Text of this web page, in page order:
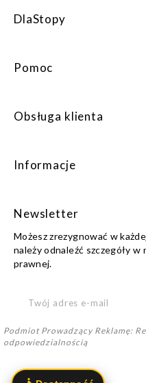
DlaStopy
Pomoc
Obsługa klienta
Informacje
Newsletter
Możesz zrezygnować w
należy odnaleźć szczegóły w
prawnej.
Podmiot Prowadzący Reklamę:
odpowiedzialnością